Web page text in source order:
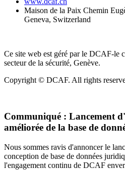
Maison de la Paix Chemin
Geneva, Switzerland
Ce site web est géré par le DCAF-le
secteur de la sécurité, Genève.
Copyright © DCAF. All rights
Communiqué : Lancement
améliorée de la base de
Nous sommes ravis d'annoncer le
conception de base de données
l'engagement continu de DCAF